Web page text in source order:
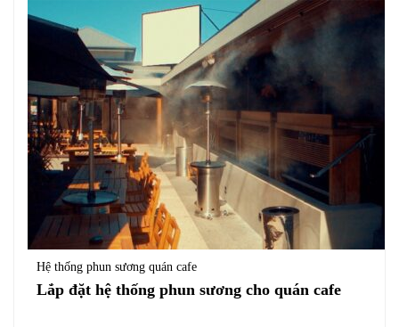
Hệ thống phun sương quán cafe
Lắp đặt hệ thống phun sương cho quán cafe